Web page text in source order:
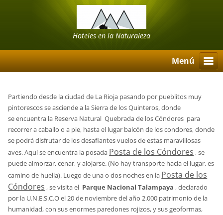
Hoteles en la Naturaleza
Menú
Partiendo desde la ciudad de La Rioja pasando por pueblitos muy
pintorescos se asciende a la Sierra de los Quinteros, donde
se encuentra la Reserva Natural Quebrada de los Cóndores para
recorrer a caballo o a pie, hasta el lugar balcón de los condores, donde
se podrá disfrutar de los desafiantes vuelos de estas maravillosas
aves. Aquí se encuentra la posada Posta de los Cóndores , se
puede almorzar, cenar, y alojarse. (No hay transporte hacia el lugar, es
camino de huella). Luego de una o dos noches en la Posta de los
Cóndores , se visita el Parque Nacional Talampaya , declarado
por la U.N.E.S.C.O el 20 de noviembre del año 2.000 patrimonio de la
humanidad, con sus enormes paredones rojizos, y sus geoformas,